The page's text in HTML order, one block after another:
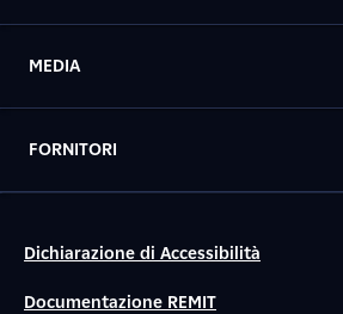
MEDIA
FORNITORI
Dichiarazione di Accessibilità
Documentazione REMIT